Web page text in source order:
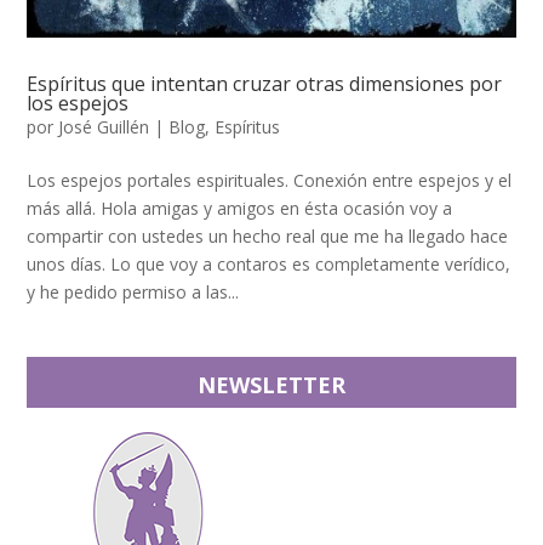
Espíritus que intentan cruzar otras dimensiones por
los espejos
por José Guillén | Blog, Espíritus
Los espejos portales espirituales. Conexión entre espejos y el
más allá. Hola amigas y amigos en ésta ocasión voy a
compartir con ustedes un hecho real que me ha llegado hace
unos días. Lo que voy a contaros es completamente verídico,
y he pedido permiso a las...
NEWSLETTER